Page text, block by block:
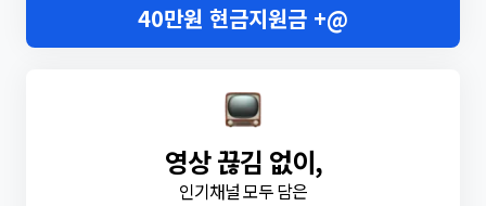
40만원 현금지원금 +@
영상 끊김 없이,
인기채널 모두 담은